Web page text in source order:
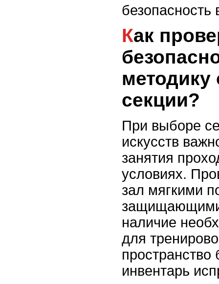
безопасность
Как проверить
методику
секции?
При выборе
искусств
занятия
условиях.
зал мягкими
защищающими
наличие
для
инвентарь